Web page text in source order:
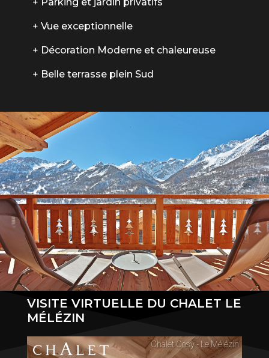
+ Vue exceptionnelle
+ Décoration Moderne et chaleureuse
+ Belle terrasse plein Sud
VISITE VIRTUELLE DU CHALET LE
MÉLÉZIN